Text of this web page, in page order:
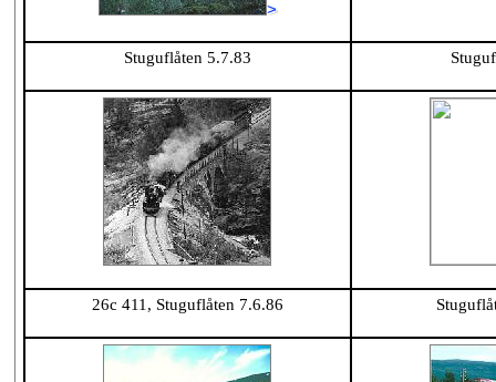
>
Stuguflåten 5.7.83
26c 411, Stuguflåten 7.6.86